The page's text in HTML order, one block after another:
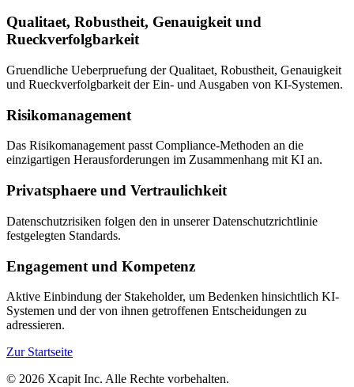
Qualitaet, Robustheit, Genauigkeit und
Rueckverfolgbarkeit
Gruendliche Ueberpruefung der Qualitaet, Robustheit, Genauigkeit
und Rueckverfolgbarkeit der Ein- und Ausgaben von KI-Systemen.
Risikomanagement
Das Risikomanagement passt Compliance-Methoden an die
einzigartigen Herausforderungen im Zusammenhang mit KI an.
Privatsphaere und Vertraulichkeit
Datenschutzrisiken folgen den in unserer Datenschutzrichtlinie
festgelegten Standards.
Engagement und Kompetenz
Aktive Einbindung der Stakeholder, um Bedenken hinsichtlich KI-
Systemen und der von ihnen getroffenen Entscheidungen zu
adressieren.
Zur Startseite
© 2026 Xcapit Inc. Alle Rechte vorbehalten.